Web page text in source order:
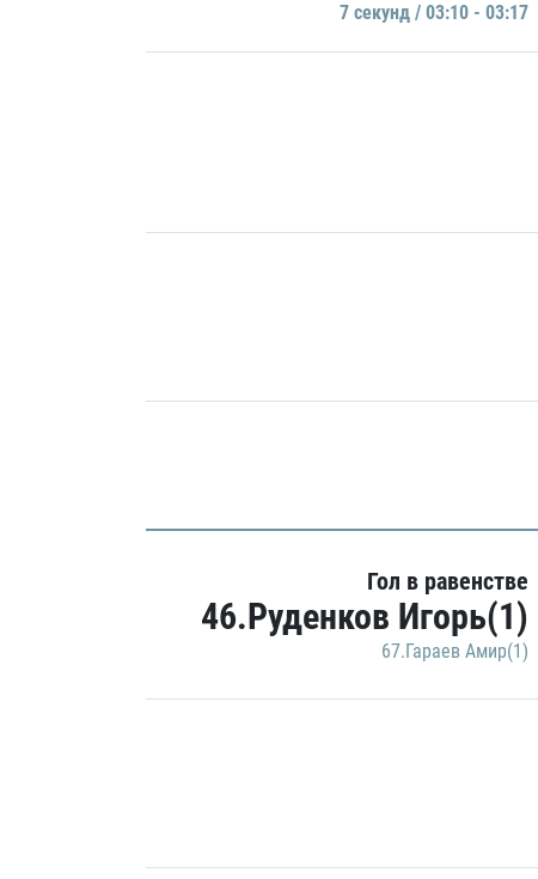
7 секунд / 03:10 - 03:17
Гол в равенстве
46.Руденков Игорь(1)
67.Гараев Амир(1)